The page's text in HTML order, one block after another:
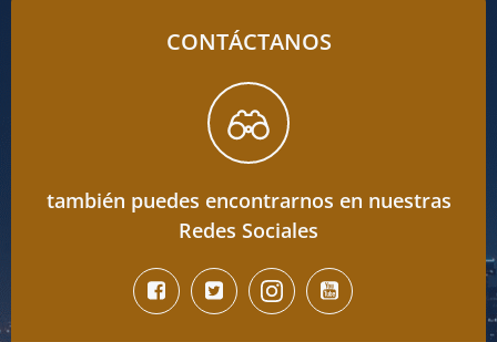
CONTÁCTANOS
también puedes encontrarnos en nuestras
Redes Sociales